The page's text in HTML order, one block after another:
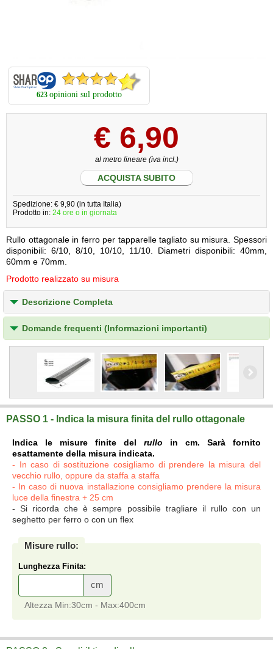
623 opinioni sul prodotto
€ 6,90
al metro lineare (iva incl.)
ACQUISTA SUBITO
Spedizione: € 9,90 (in tutta Italia)
Prodotto in: 24 ore o in giornata
Rullo ottagonale in ferro per tapparelle tagliato su misura. Spessori
disponibili: 6/10, 8/10, 10/10, 11/10. Diametri disponibili: 40mm,
60mm e 70mm.
Prodotto realizzato su misura
Descrizione Completa
Domande frequenti (Informazioni importanti)
PASSO 1 - Indica la misura finita del rullo ottagonale
Indica le misure finite del rullo in cm. Sarà fornito
esattamente della misura indicata.
- In caso di sostituzione cosigliamo di prendere la misura del
vecchio rullo, oppure da staffa a staffa
- In caso di nuova installazione consigliamo prendere la misura
luce della finestra + 25 cm
- Si ricorda che è sempre possibile tragliare il rullo con un
seghetto per ferro o con un flex
Misure rullo:
Lunghezza Finita:
cm
Altezza Min:30cm - Max:400cm